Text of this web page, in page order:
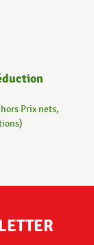
Prix nets,